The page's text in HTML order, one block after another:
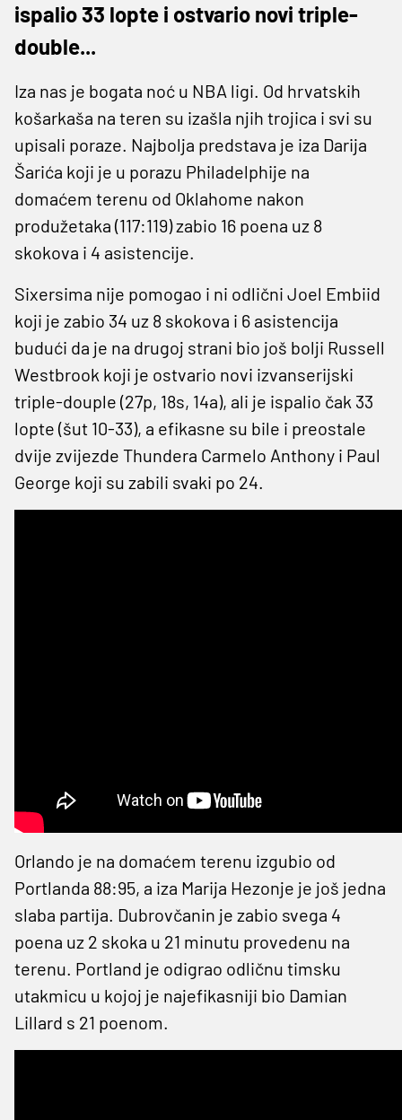
ispalio 33 lopte i ostvario novi triple-
double...
Iza nas je bogata noć u NBA ligi. Od hrvatskih
košarkaša na teren su izašla njih trojica i svi su
upisali poraze. Najbolja predstava je iza Darija
Šarića koji je u porazu Philadelphije na
domaćem terenu od Oklahome nakon
produžetaka (117:119) zabio 16 poena uz 8
skokova i 4 asistencije.
Sixersima nije pomogao i ni odlični Joel Embiid
koji je zabio 34 uz 8 skokova i 6 asistencija
budući da je na drugoj strani bio još bolji Russell
Westbrook koji je ostvario novi izvanserijski
triple-douple (27p, 18s, 14a), ali je ispalio čak 33
lopte (šut 10-33), a efikasne su bile i preostale
dvije zvijezde Thundera Carmelo Anthony i Paul
George koji su zabili svaki po 24.
Orlando je na domaćem terenu izgubio od
Portlanda 88:95, a iza Marija Hezonje je još jedna
slaba partija. Dubrovčanin je zabio svega 4
poena uz 2 skoka u 21 minutu provedenu na
terenu. Portland je odigrao odličnu timsku
utakmicu u kojoj je najefikasniji bio Damian
Lillard s 21 poenom.